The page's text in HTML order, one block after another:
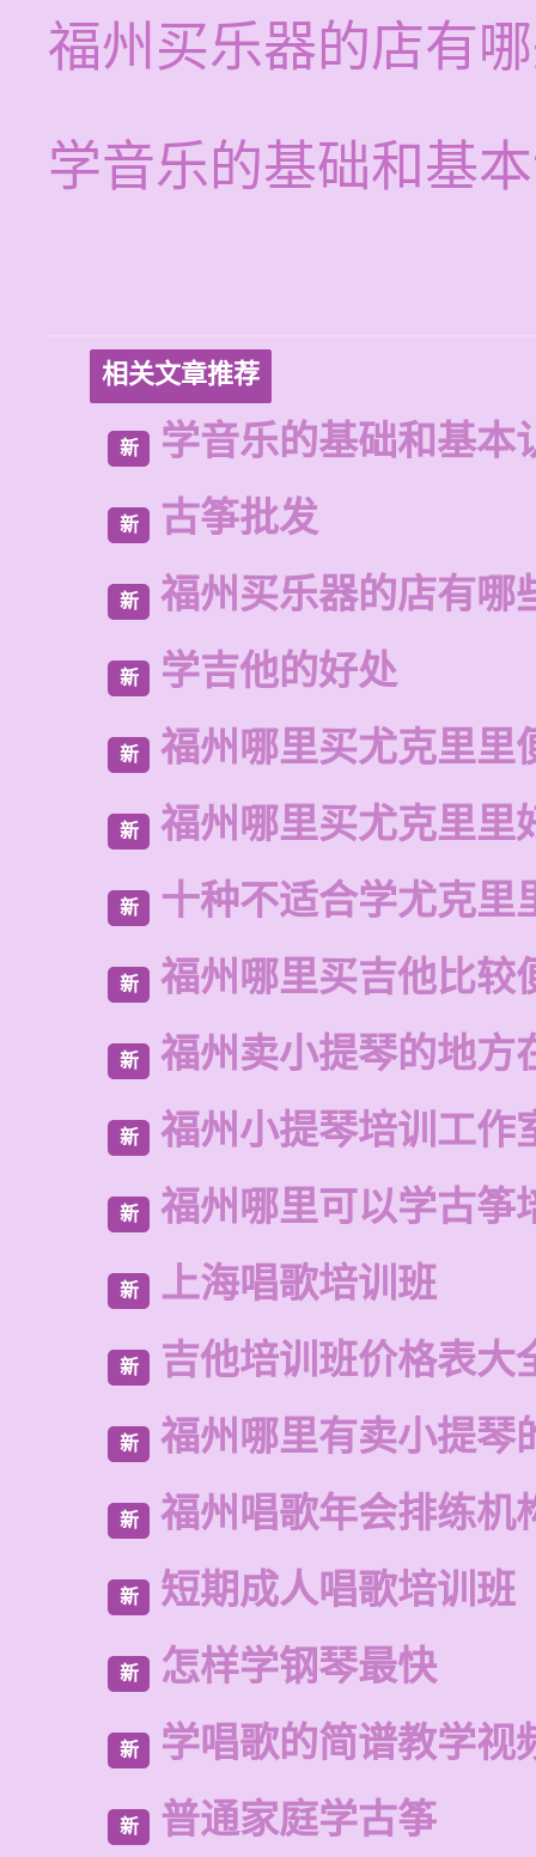
福州买乐器的店有
学音乐的基础和基
相关文章推荐
新 学音乐的基础和基本
新 古筝批发
新 福州买乐器的店有哪
新 学吉他的好处
新 福州哪里买尤克里里
新 福州哪里买尤克里里
新 十种不适合学尤克里
新 福州哪里买吉他比较
新 福州卖小提琴的地方
新 福州小提琴培训工作
新 福州哪里可以学古筝
新 上海唱歌培训班
新 吉他培训班价格表大
新 福州哪里有卖小提琴
新 福州唱歌年会排练机
新 短期成人唱歌培训班
新 怎样学钢琴最快
新 学唱歌的简谱教学视
新 普通家庭学古筝